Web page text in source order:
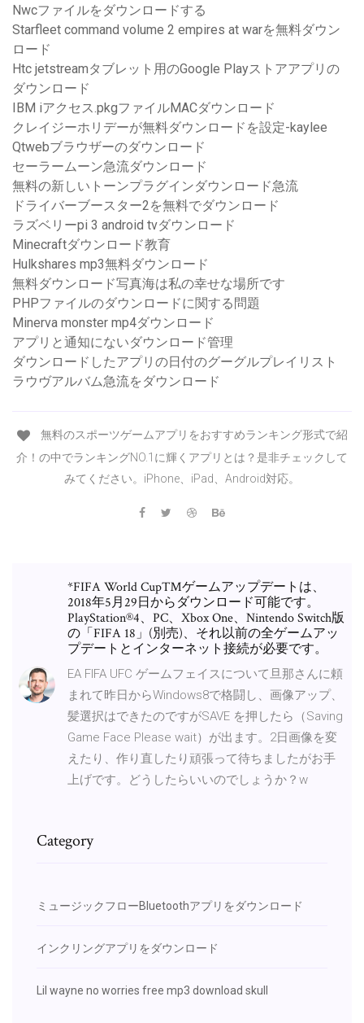
Nwcファイルをダウンロードする
Starfleet command volume 2 empires at warを無料ダウン
ロード
Htc jetstreamタブレット用のGoogle Playストアアプリの
ダウンロード
IBM iアクセス.pkgファイルMACダウンロード
クレイジーホリデーが無料ダウンロードを設定-kaylee
Qtwebブラウザーのダウンロード
セーラームーン急流ダウンロード
無料の新しいトーンプラグインダウンロード急流
ドライバーブースター2を無料でダウンロード
ラズベリーpi 3 android tvダウンロード
Minecraftダウンロード教育
Hulkshares mp3無料ダウンロード
無料ダウンロード写真海は私の幸せな場所です
PHPファイルのダウンロードに関する問題
Minerva monster mp4ダウンロード
アプリと通知にないダウンロード管理
ダウンロードしたアプリの日付のグーグルプレイリスト
ラウヴアルバム急流をダウンロード
無料のスポーツゲームアプリをおすすめランキング形式で紹
介！の中でランキングNO.1に輝くアプリとは？是非チェックして
みてください。iPhone、iPad、Android対応。
*FIFA World Cup™ゲームアップデートは、
2018年5月29日からダウンロード可能です。
PlayStation®4、PC、Xbox One、Nintendo Switch版
の「FIFA 18」(別売)、それ以前の全ゲームアッ
プデートとインターネット接続が必要です。
EA FIFA UFC ゲームフェイスについて旦那さんに頼
まれて昨日からWindows8で格闘し、画像アップ、
髪選択はできたのですがSAVE を押したら（Saving
Game Face Please wait）が出ます。2日画像を変
えたり、作り直したり頑張って待ちましたがお手
上げです。どうしたらいいのでしょうか？w
Category
ミュージックフローBluetoothアプリをダウンロード
インクリングアプリをダウンロード
Lil wayne no worries free mp3 download skull